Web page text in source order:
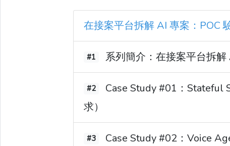
在接案平台拆解 AI 專案：POC
#1 系列簡介：在接案平台拆
#2
Case Study #01：Stateful
求）
#3
Case Study #02：Voice